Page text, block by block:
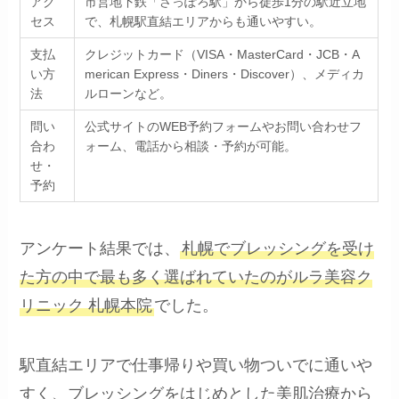
セス
で、札幌駅直結エリアからも通いやすい。
支払
い方
法
クレジットカード（VISA・MasterCard・JCB・A
merican Express・Diners・Discover）、メディカ
ルローンなど。
問い
合わ
せ・
予約
公式サイトのWEB予約フォームやお問い合わせフ
ォーム、電話から相談・予約が可能。
アンケート結果では、札幌でブレッシングを受け
た方の中で最も多く選ばれていたのがルラ美容ク
リニック 札幌本院でした。
駅直結エリアで仕事帰りや買い物ついでに通いや
すく、ブレッシングをはじめとした美肌治療から